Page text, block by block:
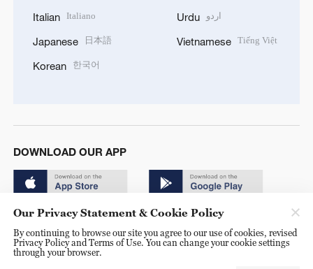
Italian Italiano
Japanese 日本語
Korean 한국어
Urdu اردو
Vietnamese Tiếng Việt
DOWNLOAD OUR APP
© China Radio International.CRI. All Rights Reserved. 16A
Our Privacy Statement & Cookie Policy
By continuing to browse our site you agree to our use of cookies, revised
Privacy Policy and Terms of Use. You can change your cookie settings
through your browser.